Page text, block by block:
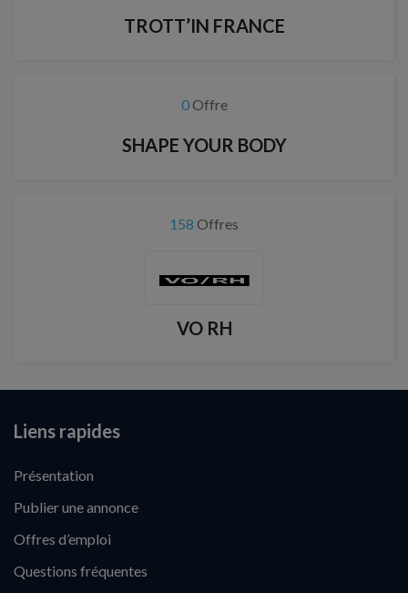
TROTT’IN FRANCE
0Offre
SHAPE YOUR BODY
158 Offres
VO RH
Liens rapides
Présentation
Publier une annonce
Offres d’emploi
Questions fréquentes